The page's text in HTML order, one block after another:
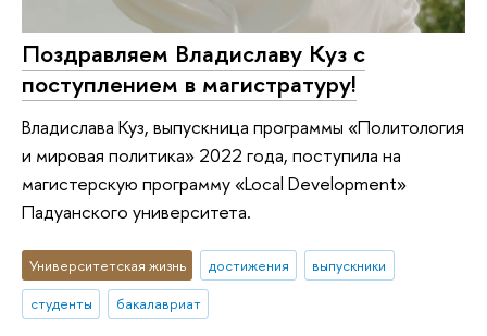
Поздравляем Владиславу Куз с
поступлением в магистратуру!
Владислава Куз, выпускница программы «Политология
и мировая политика» 2022 года, поступила на
магистерскую программу «Local Development»
Падуанского университета.
Университетская жизнь достижения
выпускники
студенты
бакалавриат